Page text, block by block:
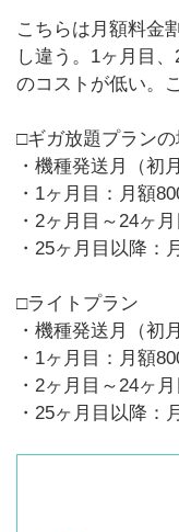
こちらは月額料金
し違う。1ヶ月目
のコストが低い。
□ギガ放題プランの
・機種発送月（初
・1ヶ月目：月額
・2ヶ月目～24ヶ
・25ヶ月目以降：
□ライトプラン
・機種発送月（初
・1ヶ月目：月額
・2ヶ月目～24ヶ
・25ヶ月目以降：